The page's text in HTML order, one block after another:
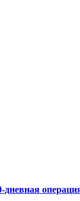
дневная